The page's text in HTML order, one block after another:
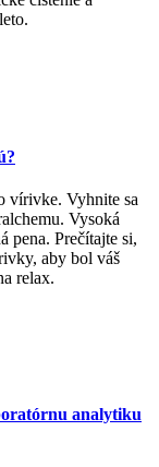
vírivke. Vyhnite sa
Vysoká
pena. Prečítajte si,
aby bol váš
relax.
analytiku